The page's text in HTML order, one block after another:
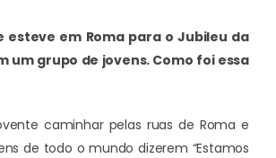
esteve em Roma para o Jubileu da
um grupo de jovens. Como foi essa
caminhar pelas ruas de Roma e
de todo o mundo dizerem “Estamos